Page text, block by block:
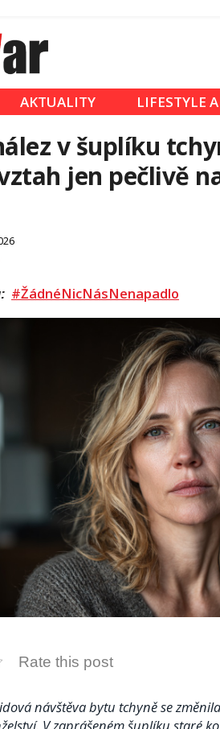
AKTUALITY LIFESTYLE
v šuplíku
jen pečlivě
#ŽádnéNicNásNenapadlo
Rate this post
návštěva bytu tchyně se